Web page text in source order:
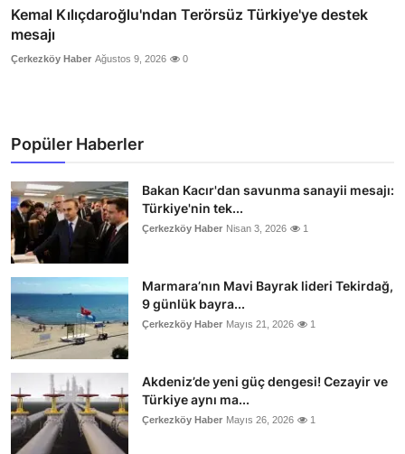
Kemal Kılıçdaroğlu'ndan Terörsüz Türkiye'ye destek
mesajı
Çerkezköy Haber Ağustos 9, 2026 0
Popüler Haberler
Bakan Kacır'dan savunma sanayii mesajı:
Türkiye'nin tek...
Çerkezköy Haber Nisan 3, 2026 1
Marmara’nın Mavi Bayrak lideri Tekirdağ,
9 günlük bayra...
Çerkezköy Haber Mayıs 21, 2026 1
Akdeniz’de yeni güç dengesi! Cezayir ve
Türkiye aynı ma...
Çerkezköy Haber Mayıs 26, 2026 1